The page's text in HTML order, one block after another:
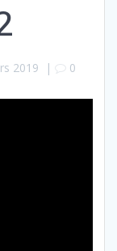
2019 | 0